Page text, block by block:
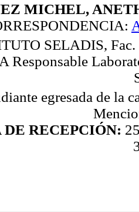
MICHEL,
SELADIS, Fac.
Responsable
egresada de la
DE RECEPCIÓN: